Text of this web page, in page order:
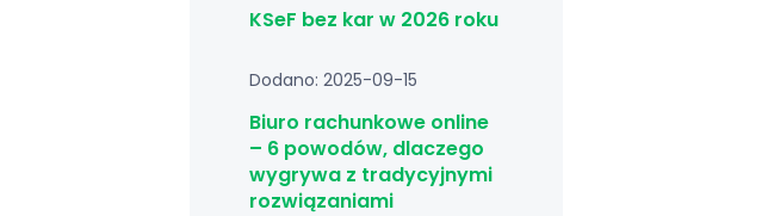
KSeF bez kar w 2026 roku
Dodano: 2025-09-15
Biuro rachunkowe online
– 6 powodów, dlaczego
wygrywa z tradycyjnymi
rozwiązaniami